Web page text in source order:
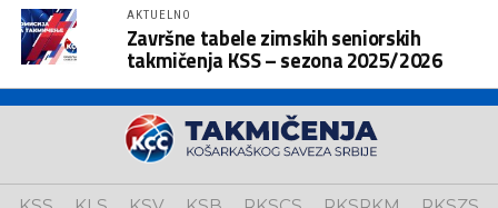
AKTUELNO
Završne tabele zimskih seniorskih
takmičenja KSS – sezona 2025/2026